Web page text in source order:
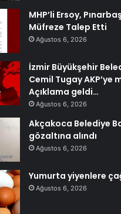
MHP’li Ersoy,
Müfreze Talep Etti
Ağustos 6, 2026
İzmir Büyükşehir
Cemil Tugay AKP’ye
Açıklama geldi…
Ağustos 6, 2026
Akçakoca Belediye
gözaltına alındı
Ağustos 6, 2026
Yumurta yiyenlere
Ağustos 6, 2026